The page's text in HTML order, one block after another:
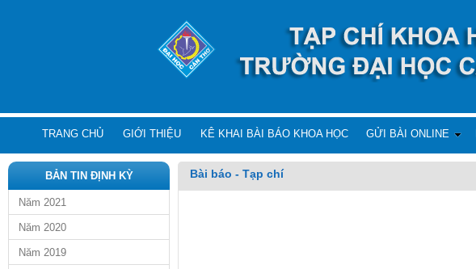
TRANG CHỦ GIỚI THIỆU KÊ KHAI BÀI BÁO KHOA HỌC GỬI BÀI ONLINE
BẢN TIN ĐỊNH KỲ
Năm 2021
Năm 2020
Năm 2019
Bài báo - Tạp chí